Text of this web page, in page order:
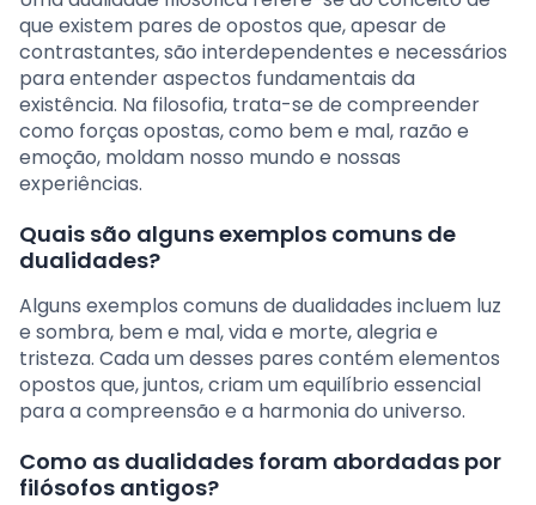
que existem pares de opostos que, apesar de
contrastantes, são interdependentes e necessários
para entender aspectos fundamentais da
existência. Na filosofia, trata-se de compreender
como forças opostas, como bem e mal, razão e
emoção, moldam nosso mundo e nossas
experiências.
Quais são alguns exemplos comuns de
dualidades?
Alguns exemplos comuns de dualidades incluem luz
e sombra, bem e mal, vida e morte, alegria e
tristeza. Cada um desses pares contém elementos
opostos que, juntos, criam um equilíbrio essencial
para a compreensão e a harmonia do universo.
Como as dualidades foram abordadas por
filósofos antigos?